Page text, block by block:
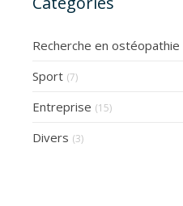
Recherche en ostéopathie
Sport (7)
Entreprise (15)
Divers (3)